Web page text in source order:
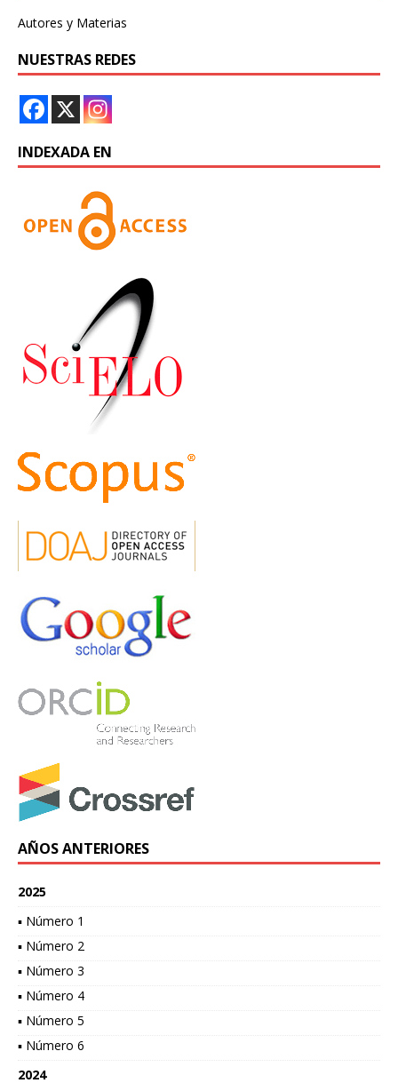
Autores y Materias
NUESTRAS REDES
INDEXADA EN
AÑOS ANTERIORES
2025
▪ Número 1
▪ Número 2
▪ Número 3
▪ Número 4
▪ Número 5
▪ Número 6
2024